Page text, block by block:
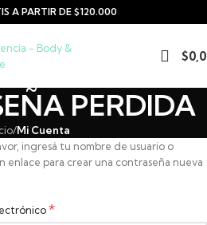
A PARTIR DE $120.000
$
PERDIDA
/Mi Cuenta
ingresá tu nombre de usuario o
enlace para crear una contraseña nueva
*